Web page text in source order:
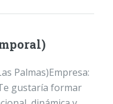
Palmas)Empresa:
gustaría formar